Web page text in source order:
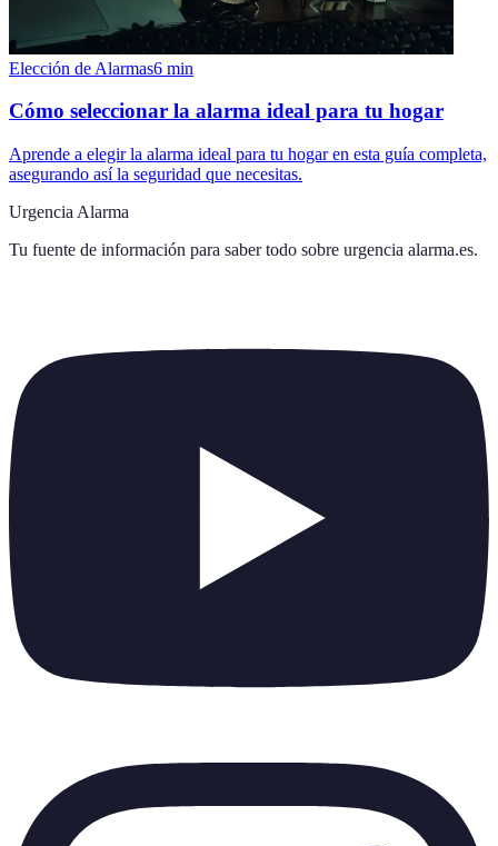
Elección de Alarmas6 min
Cómo seleccionar la alarma ideal para tu hogar
Aprende a elegir la alarma ideal para tu hogar en esta guía completa,
asegurando así la seguridad que necesitas.
Urgencia Alarma
Tu fuente de información para saber todo sobre urgencia alarma.es.